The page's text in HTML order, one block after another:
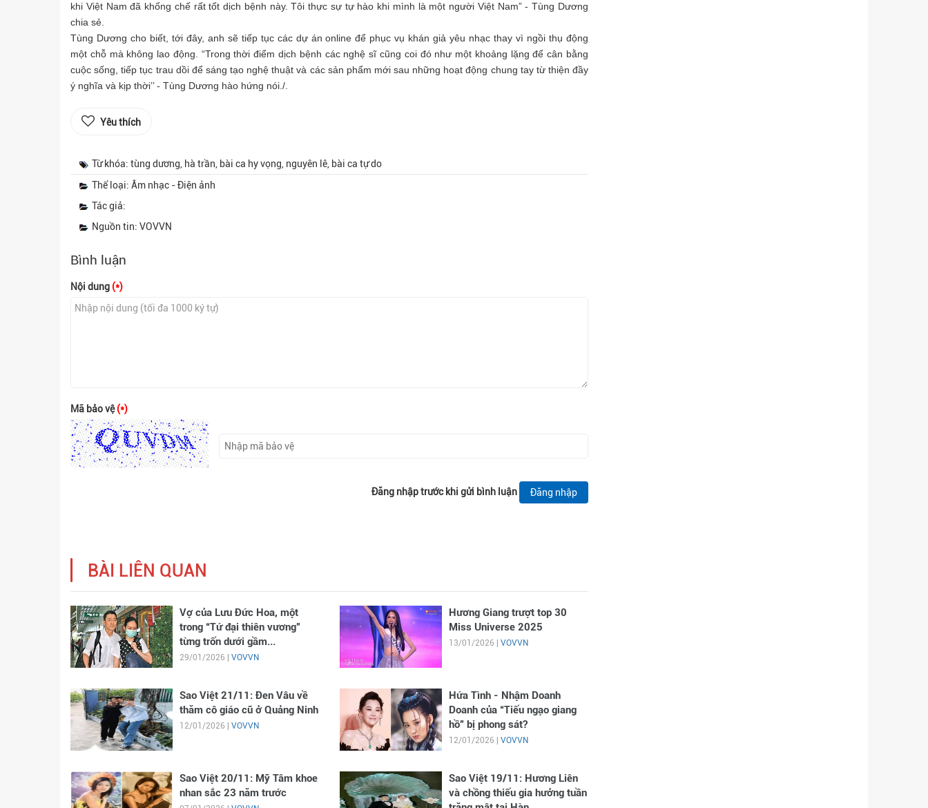
khi Việt Nam đã khống chế rất tốt dịch bệnh này. Tôi thực sự tự hào khi mình là một người Việt Nam” - Tùng Dương
chia sẻ.
Tùng Dương cho biết, tới đây, anh sẽ tiếp tục các dự án online để phục vụ khán giả yêu nhạc thay vì ngồi thụ động
một chỗ mà không lao động. “Trong thời điểm dịch bệnh các nghệ sĩ cũng coi đó như một khoảng lặng để cân bằng
cuộc sống, tiếp tục trau dồi để sáng tạo nghệ thuật và các sản phẩm mới sau những hoạt động chung tay từ thiện đầy
ý nghĩa và kịp thời’’ - Tùng Dương hào hứng nói./.
Yêu thích
Từ khóa: tùng dương, hà trần, bài ca hy vọng, nguyên lê, bài ca tự do
Thể loại: Âm nhạc - Điện ảnh
Tác giả:
Nguồn tin: VOVVN
Bình luận
Nội dung (*)
Mã bảo vệ(*)
Đăng nhập trước khi gửi bình luận Đăng nhập
BÀI LIÊN QUAN
Vợ của Lưu Đức Hoa, một
trong “Tứ đại thiên vương”
từng trốn dưới gầm...
29/01/2026 | VOVVN
Hương Giang trượt top 30
Miss Universe 2025
13/01/2026 | VOVVN
Sao Việt 21/11: Đen Vâu về
thăm cô giáo cũ ở Quảng Ninh
12/01/2026 | VOVVN
Hứa Tình - Nhậm Doanh
Doanh của “Tiếu ngạo giang
hồ” bị phong sát?
12/01/2026 | VOVVN
Sao Việt 20/11: Mỹ Tâm khoe
nhan sắc 23 năm trước
Sao Việt 19/11: Hương Liên
và chồng thiếu gia hưởng tuần